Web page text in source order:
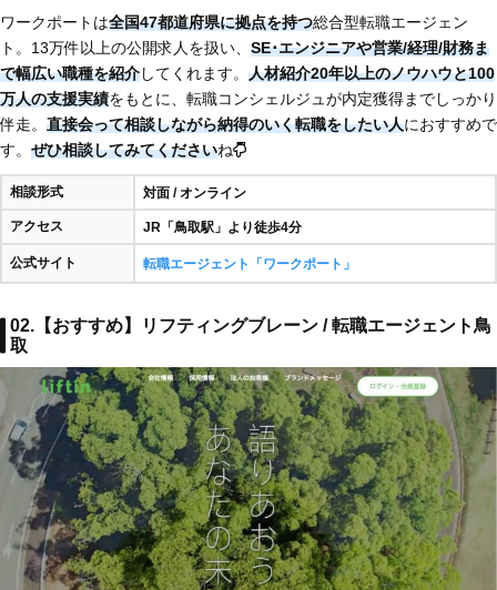
ワークポートは全国47都道府県に拠点を持つ総合型転職エージェン
ト。13万件以上の公開求人を扱い、 SE･エンジニアや営業/経理/財務ま
で幅広い職種を紹介してくれます。 人材紹介20年以上のノウハウと100
万人の支援実績をもとに、転職コンシェルジュが内定獲得までしっかり
伴走。 直接会って相談しながら納得のいく転職をしたい人におすすめで
す。 ぜひ相談してみてくださいね
相談形式 対面 / オンライン
アクセス JR「鳥取駅」より徒歩4分
公式サイト 転職エージェント「ワークポート」
02.【おすすめ】リフティングブレーン / 転職エージェント鳥
取